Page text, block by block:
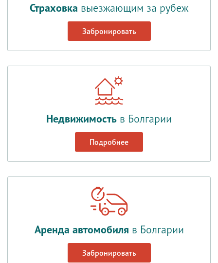
Страховка выезжающим за рубеж
Забронировать
Недвижимость в Болгарии
Подробнее
Аренда автомобиля в Болгарии
Забронировать